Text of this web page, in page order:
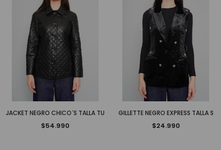
JACKET NEGRO CHICO´S TALLA TU
$54.990
GILLETTE NEGRO EXPRESS TALLA S
$24.990